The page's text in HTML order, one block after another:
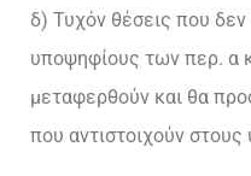
δ) Τυχόν θέσεις που
υποψηφίους των περ. α
μεταφερθούν και θα
που αντιστοιχούν